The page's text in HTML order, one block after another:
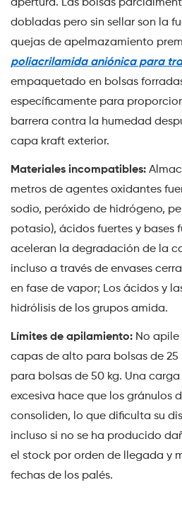
apertura. Las bolsas
dobladas pero sin sellar son la
quejas de apelmazamiento
poliacrilamida aniónica para
empaquetado en bolsas
específicamente para
barrera contra la humedad
capa kraft exterior.
Materiales incompatibles:
metros de agentes oxidantes
sodio, peróxido de hidrógeno,
potasio), ácidos fuertes y bases
aceleran la degradación de la
incluso a través de envases
en fase de vapor; Los ácidos y
hidrólisis de los grupos amida.
Límites de apilamiento: No apile
capas de alto para bolsas de 25
para bolsas de 50 kg. Una carga
excesiva hace que los gránulos
consoliden, lo que dificulta su
incluso si no se ha producido
el stock por orden de llegada y
fechas de los palés.